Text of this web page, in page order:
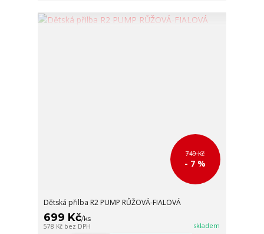
749 Kč
- 7 %
Dětská přilba R2 PUMP RŮŽOVÁ-FIALOVÁ
699 Kč/ks
578 Kč bez DPH skladem